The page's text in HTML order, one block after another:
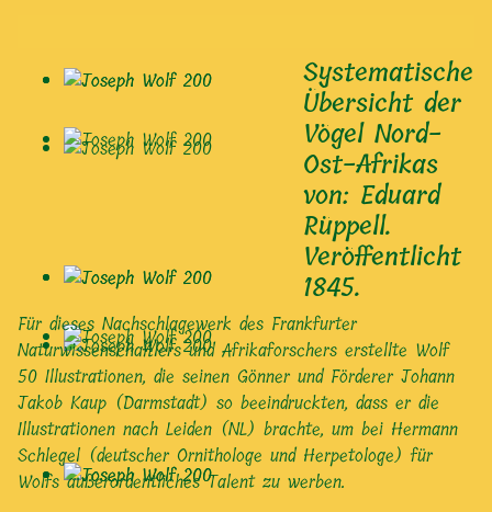
Systematische
Übersicht der
Vögel Nord-
Ost-Afrikas
von: Eduard
Rüppell.
Veröffentlicht
1845.
Für dieses Nachschlagewerk des Frankfurter
Naturwissenschaftlers und Afrikaforschers erstellte Wolf
50 Illustrationen, die seinen Gönner und Förderer Johann
Jakob Kaup (Darmstadt) so beeindruckten, dass er die
Illustrationen nach Leiden (NL) brachte, um bei Hermann
Schlegel (deutscher Ornithologe und Herpetologe) für
Wolfs außerordentliches Talent zu werben.